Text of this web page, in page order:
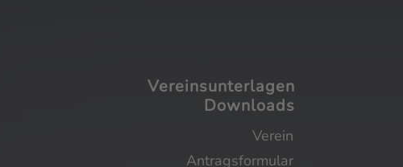
Vereinsunterlagen
Downloads
Verein
Antragsformular